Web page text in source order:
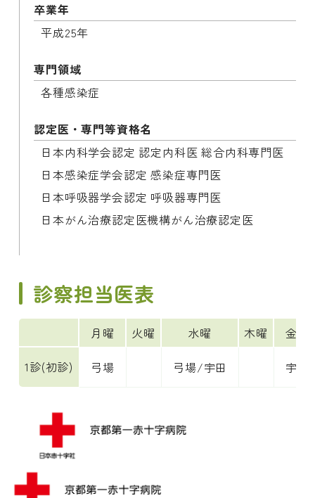
卒業年
平成25年
専門領域
各種感染症
認定医・専門等資格名
日本内科学会認定 認定内科医 総合内科専門医
日本感染症学会認定 感染症専門医
日本呼吸器学会認定 呼吸器専門医
日本がん治療認定医機構がん治療認定医
診察担当医表
月曜 火曜 水曜 木曜
金曜
1診(初診)
弓場 弓場/宇田 宇田